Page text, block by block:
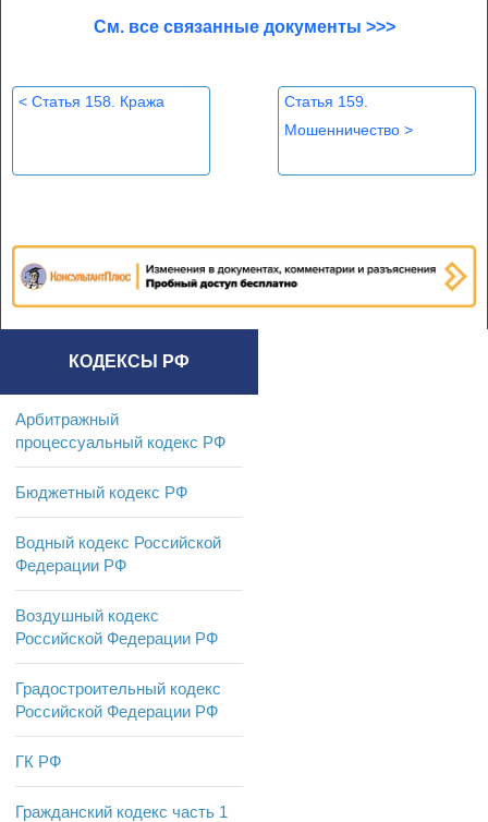
См. все связанные документы >>>
< Статья 158. Кража
Статья 159.
Мошенничество >
КОДЕКСЫ РФ
Арбитражный
процессуальный кодекс РФ
Бюджетный кодекс РФ
Водный кодекс Российской
Федерации РФ
Воздушный кодекс
Российской Федерации РФ
Градостроительный кодекс
Российской Федерации РФ
ГК РФ
Гражданский кодекс часть 1